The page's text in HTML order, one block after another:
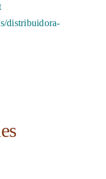
distribuidora-